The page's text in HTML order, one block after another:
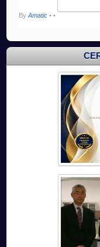
ByAmatic • •